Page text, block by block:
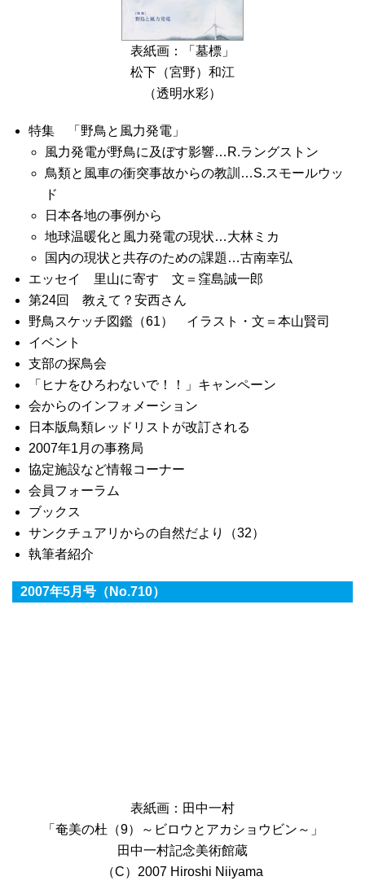
表紙画：「墓標」
松下（宮野）和江
（透明水彩）
特集 「野鳥と風力発電」
風力発電が野鳥に及ぼす影響…R.ラングストン
鳥類と風車の衝突事故からの教訓…S.スモールウッ
ド
日本各地の事例から
地球温暖化と風力発電の現状…大林ミカ
国内の現状と共存のための課題…古南幸弘
エッセイ 里山に寄す 文＝窪島誠一郎
第24回 教えて？安西さん
野鳥スケッチ図鑑（61） イラスト・文＝本山賢司
イベント
支部の探鳥会
「ヒナをひろわないで！！」キャンペーン
会からのインフォメーション
日本版鳥類レッドリストが改訂される
2007年1月の事務局
協定施設など情報コーナー
会員フォーラム
ブックス
サンクチュアリからの自然だより（32）
執筆者紹介
2007年5月号（No.710）
表紙画：田中一村
「奄美の杜（9）～ビロウとアカショウビン～」
田中一村記念美術館蔵
（C）2007 Hiroshi Niiyama